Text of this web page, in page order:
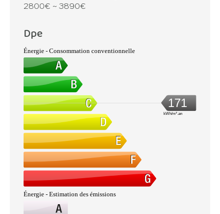
2800€ ~ 3890€
Dpe
Énergie - Consommation conventionnelle
171
kWh/m².an
Énergie - Estimation des émissions